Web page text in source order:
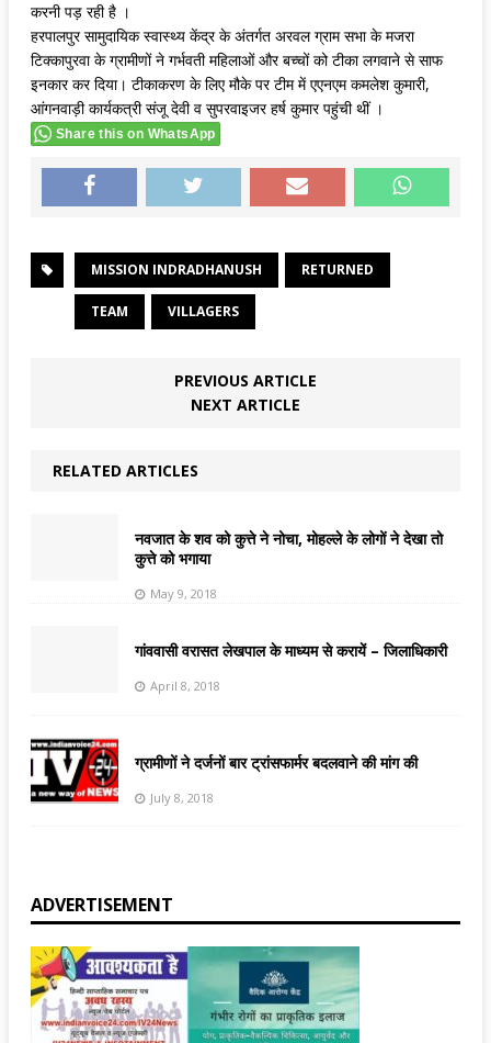
करनी पड़ रही है ।
हरपालपुर सामुदायिक स्वास्थ्य केंद्र के अंतर्गत अरवल ग्राम सभा के मजरा
टिक्कापुरवा के ग्रामीणों ने गर्भवती महिलाओं और बच्चों को टीका लगवाने से साफ
इनकार कर दिया। टीकाकरण के लिए मौके पर टीम में एएनएम कमलेश कुमारी,
आंगनवाड़ी कार्यकत्री संजू देवी व सुपरवाइजर हर्ष कुमार पहुंची थीं ।
Share this on WhatsApp
MISSION INDRADHANUSH RETURNED
TEAM VILLAGERS
PREVIOUS ARTICLE
NEXT ARTICLE
RELATED ARTICLES
नवजात के शव को कुत्ते ने नोचा, मोहल्ले के लोगों ने देखा तो
कुत्ते को भगाया
May 9, 2018
गांववासी वरासत लेखपाल के माध्यम से करायें – जिलाधिकारी
April 8, 2018
ग्रामीणों ने दर्जनों बार ट्रांसफार्मर बदलवाने की मांग की
July 8, 2018
ADVERTISEMENT